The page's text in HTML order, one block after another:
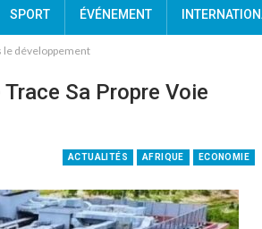
SPORT ÉVÉNEMENT
le développement
Sa Propre Voie
ACTUALITÉS AFRIQUE ECONOMIE